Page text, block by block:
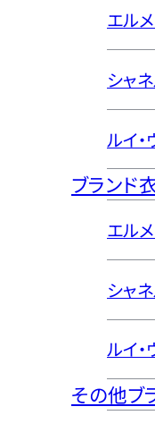
エル
シャ
ルイ・
ブランド
エル
シャ
ルイ・
その他ブ